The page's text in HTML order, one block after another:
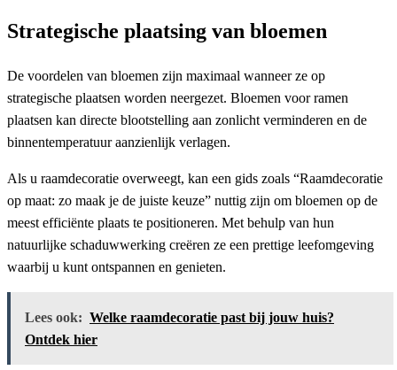
Strategische plaatsing van bloemen
De voordelen van bloemen zijn maximaal wanneer ze op
strategische plaatsen worden neergezet. Bloemen voor ramen
plaatsen kan directe blootstelling aan zonlicht verminderen en de
binnentemperatuur aanzienlijk verlagen.
Als u raamdecoratie overweegt, kan een gids zoals “Raamdecoratie
op maat: zo maak je de juiste keuze” nuttig zijn om bloemen op de
meest efficiënte plaats te positioneren. Met behulp van hun
natuurlijke schaduwwerking creëren ze een prettige leefomgeving
waarbij u kunt ontspannen en genieten.
Lees ook: Welke raamdecoratie past bij jouw huis?
Ontdek hier